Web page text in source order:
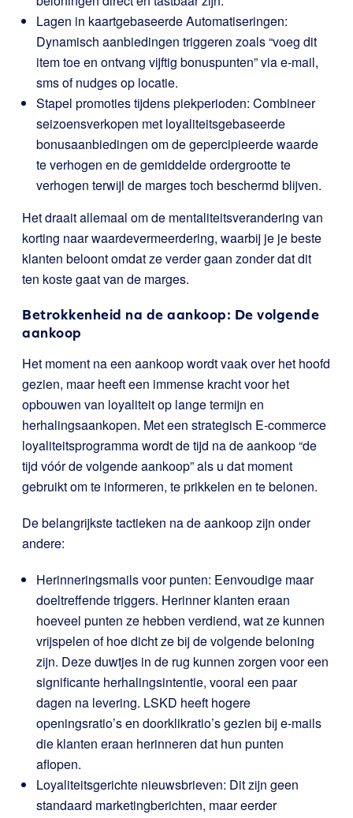
Lagen in kaartgebaseerde Automatiseringen:
Dynamisch aanbiedingen triggeren zoals “voeg dit
item toe en ontvang vijftig bonuspunten” via e-mail,
sms of nudges op locatie.
Stapel promoties tijdens piekperioden: Combineer
seizoensverkopen met loyaliteitsgebaseerde
bonusaanbiedingen om de gepercipieerde waarde
te verhogen en de gemiddelde ordergrootte te
verhogen terwijl de marges toch beschermd blijven.
Het draait allemaal om de mentaliteitsverandering van
korting naar waardevermeerdering, waarbij je je beste
klanten beloont omdat ze verder gaan zonder dat dit
ten koste gaat van de marges.
Betrokkenheid na de aankoop: De volgende
aankoop
Het moment na een aankoop wordt vaak over het hoofd
gezien, maar heeft een immense kracht voor het
opbouwen van loyaliteit op lange termijn en
herhalingsaankopen. Met een strategisch E-commerce
loyaliteitsprogramma wordt de tijd na de aankoop “de
tijd vóór de volgende aankoop” als u dat moment
gebruikt om te informeren, te prikkelen en te belonen.
De belangrijkste tactieken na de aankoop zijn onder
andere:
Herinneringsmails voor punten: Eenvoudige maar
doeltreffende triggers. Herinner klanten eraan
hoeveel punten ze hebben verdiend, wat ze kunnen
vrijspelen of hoe dicht ze bij de volgende beloning
zijn. Deze duwtjes in de rug kunnen zorgen voor een
significante herhalingsintentie, vooral een paar
dagen na levering. LSKD heeft hogere
openingsratio’s en doorklikratio’s gezien bij e-mails
die klanten eraan herinneren dat hun punten
aflopen.
Loyaliteitsgerichte nieuwsbrieven: Dit zijn geen
standaard marketingberichten, maar eerder